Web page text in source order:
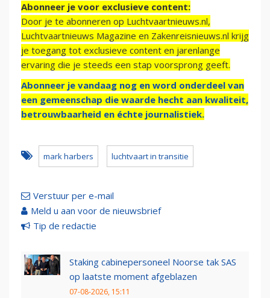
Abonneer je voor exclusieve content:
Door je te abonneren op Luchtvaartnieuws.nl,
Luchtvaartnieuws Magazine en Zakenreisnieuws.nl krijg
je toegang tot exclusieve content en jarenlange
ervaring die je steeds een stap voorsprong geeft.
Abonneer je vandaag nog en word onderdeel van
een gemeenschap die waarde hecht aan kwaliteit,
betrouwbaarheid en échte journalistiek.
mark harbers luchtvaart in transitie
Verstuur per e-mail
Meld u aan voor de nieuwsbrief
Tip de redactie
Staking cabinepersoneel Noorse tak SAS
op laatste moment afgeblazen
07-08-2026, 15:11